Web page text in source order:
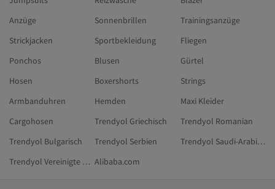
Anzüge
Sonnenbrillen
Trainingsanzüge
Strickjacken
Sportbekleidung
Fliegen
Ponchos
Blusen
Gürtel
Hosen
Boxershorts
Strings
Armbanduhren
Hemden
Maxi Kleider
Cargohosen
Trendyol Griechisch
Trendyol Romanian
Trendyol Bulgarisch
Trendyol Serbien
Trendyol Saudi-Arabien
Trendyol Vereinigte Arabische Emirate Alibaba.com